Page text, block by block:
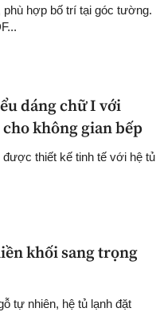
hợp bố trí tại góc tường.
dáng chữ I với
không gian bếp
thiết kế tinh tế với hệ tủ
khối sang trọng
tự nhiên, hệ tủ lạnh đặt